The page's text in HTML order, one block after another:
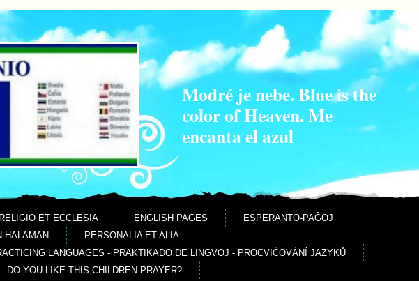
Modré je nebe. Blue is the
color of Heaven. Me
encanta el azul
RELIGIO ET ECCLESIA ENGLISH PAGES
ESPERANTO-PAĜOJ
HALAMAN
PERSONALIA ET ALIA
LANGUAGES - PRAKTIKADO DE LINGVOJ - PROCVIČOVÁNÍ JAZYKŮ
DO YOU LIKE THIS CHILDREN PRAYER?